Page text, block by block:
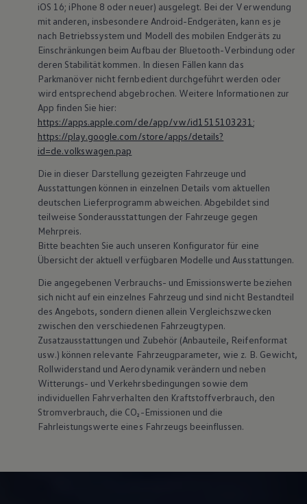
iOS 16; iPhone 8 oder neuer) ausgelegt. Bei der Verwendung
mit anderen, insbesondere Android-Endgeräten, kann es je
nach Betriebssystem und Modell des mobilen Endgeräts zu
Einschränkungen beim Aufbau der Bluetooth-Verbindung oder
deren Stabilität kommen. In diesen Fällen kann das
Parkmanöver nicht fernbedient durchgeführt werden oder
wird entsprechend abgebrochen. Weitere Informationen zur
App finden Sie hier:
https://apps.apple.com/de/app/vw/id1515103231 ;
https://play.google.com/store/apps/details?
id=de.volkswagen.pap
Die in dieser Darstellung gezeigten Fahrzeuge und
Ausstattungen können in einzelnen Details vom aktuellen
deutschen Lieferprogramm abweichen. Abgebildet sind
teilweise Sonderausstattungen der Fahrzeuge gegen
Mehrpreis.
Bitte beachten Sie auch unseren Konfigurator für eine
Übersicht der aktuell verfügbaren Modelle und Ausstattungen.
Die angegebenen Verbrauchs- und Emissionswerte beziehen
sich nicht auf ein einzelnes Fahrzeug und sind nicht Bestandteil
des Angebots, sondern dienen allein Vergleichszwecken
zwischen den verschiedenen Fahrzeugtypen.
Zusatzausstattungen und Zubehör (Anbauteile, Reifenformat
usw.) können relevante Fahrzeugparameter, wie z. B. Gewicht,
Rollwiderstand und Aerodynamik verändern und neben
Witterungs- und Verkehrsbedingungen sowie dem
individuellen Fahrverhalten den Kraftstoffverbrauch, den
Stromverbrauch, die CO₂-Emissionen und die
Fahrleistungswerte eines Fahrzeugs beeinflussen.